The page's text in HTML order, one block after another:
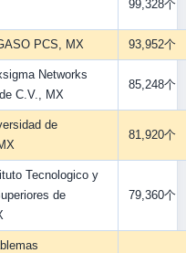
99,328个
PCS, MX 93,952个
Networks
C.V., MX
85,248个
de
81,920个
Tecnologico y
de
79,360个